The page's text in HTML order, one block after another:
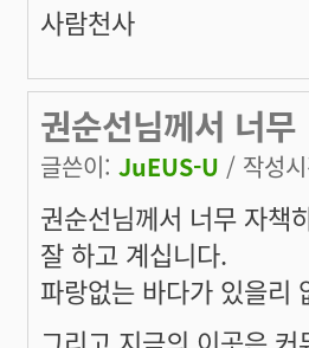
사람천사
권순선님께서 너무
글쓴이: JuEUS-U / 작성
권순선님께서 너무 자책
잘 하고 계십니다.
파랑없는 바다가 있을리